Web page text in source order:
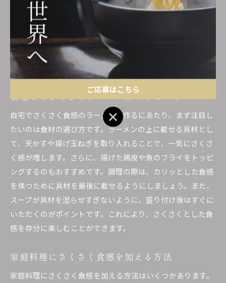
には昆布や鰹節で出汁を取ることで、さくさくトッピングと
スープのバランスが良くなり、全体的に調和の取れた一杯に
仕上げることができます。これらの工夫を取り入れること
で、家庭でも本格的なさくさくラーメンを楽しむことができ
るでしょう。
自宅でのさくさくラーメン作りのヒント
自宅でさくさく食感のラーメンを作るにあたり、まず注目し
たいのは食材の選び方です。ラーメンの上に載せる具材とし
て、天かすや揚げ玉ねぎを取り入れることで、一気にさくさ
く感が増します。さらに、揚げた鶏皮や魚のフライをトッピ
ングするのもおすすめです。調理の際は、カリッとした食感
を保つために具材を最後に載せるようにしましょう。また、
スープが具材を湿らせすぎないように、盛り付け後はすぐに
いただくのがポイントです。これにより、さくさくとした食
感を存分に楽しむことができます。
家庭料理にさくさく食感を加える方法
家庭料理にさくさく食感を加える方法はいくつかあります。
ご応募はこちら
ご応募はこちら